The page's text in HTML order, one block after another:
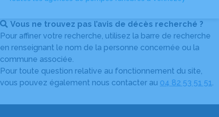
Vous ne trouvez pas l’avis de décès recherché ?
Pour affiner votre recherche, utilisez la barre de recherche
en renseignant le nom de la personne concernée ou la
commune associée.
Pour toute question relative au fonctionnement du site,
vous pouvez également nous contacter au 04 82 53 51 51.